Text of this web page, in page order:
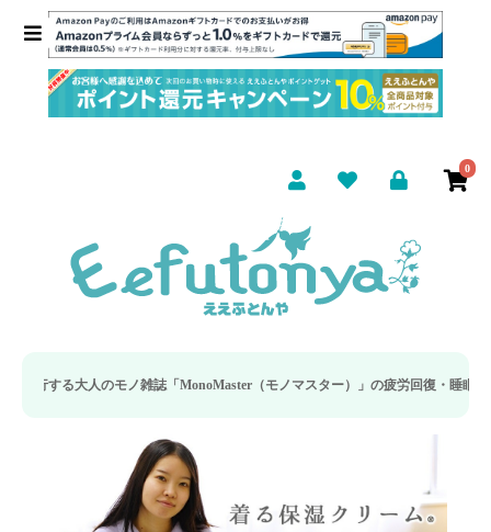
0
MonoMaster（モノマスター）」の疲労回復・睡眠の向上特集に当社のリカバリ